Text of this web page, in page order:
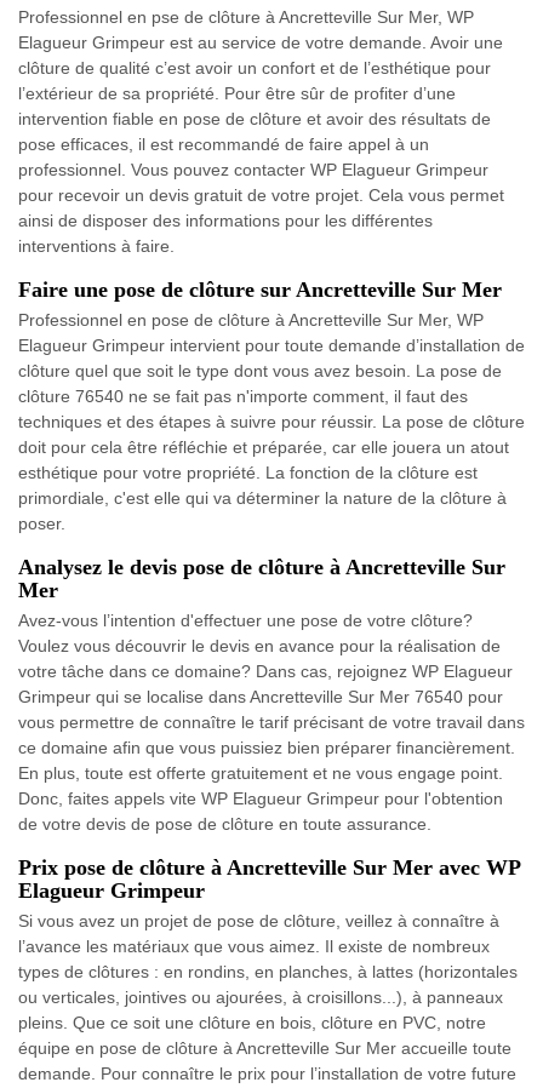
Professionnel en pse de clôture à Ancretteville Sur Mer, WP
Elagueur Grimpeur est au service de votre demande. Avoir une
clôture de qualité c’est avoir un confort et de l’esthétique pour
l’extérieur de sa propriété. Pour être sûr de profiter d’une
intervention fiable en pose de clôture et avoir des résultats de
pose efficaces, il est recommandé de faire appel à un
professionnel. Vous pouvez contacter WP Elagueur Grimpeur
pour recevoir un devis gratuit de votre projet. Cela vous permet
ainsi de disposer des informations pour les différentes
interventions à faire.
Faire une pose de clôture sur Ancretteville Sur Mer
Professionnel en pose de clôture à Ancretteville Sur Mer, WP
Elagueur Grimpeur intervient pour toute demande d’installation de
clôture quel que soit le type dont vous avez besoin. La pose de
clôture 76540 ne se fait pas n'importe comment, il faut des
techniques et des étapes à suivre pour réussir. La pose de clôture
doit pour cela être réfléchie et préparée, car elle jouera un atout
esthétique pour votre propriété. La fonction de la clôture est
primordiale, c'est elle qui va déterminer la nature de la clôture à
poser.
Analysez le devis pose de clôture à Ancretteville Sur
Mer
Avez-vous l’intention d'effectuer une pose de votre clôture?
Voulez vous découvrir le devis en avance pour la réalisation de
votre tâche dans ce domaine? Dans cas, rejoignez WP Elagueur
Grimpeur qui se localise dans Ancretteville Sur Mer 76540 pour
vous permettre de connaître le tarif précisant de votre travail dans
ce domaine afin que vous puissiez bien préparer financièrement.
En plus, toute est offerte gratuitement et ne vous engage point.
Donc, faites appels vite WP Elagueur Grimpeur pour l'obtention
de votre devis de pose de clôture en toute assurance.
Prix pose de clôture à Ancretteville Sur Mer avec WP
Elagueur Grimpeur
Si vous avez un projet de pose de clôture, veillez à connaître à
l’avance les matériaux que vous aimez. Il existe de nombreux
types de clôtures : en rondins, en planches, à lattes (horizontales
ou verticales, jointives ou ajourées, à croisillons...), à panneaux
pleins. Que ce soit une clôture en bois, clôture en PVC, notre
équipe en pose de clôture à Ancretteville Sur Mer accueille toute
demande. Pour connaître le prix pour l’installation de votre future